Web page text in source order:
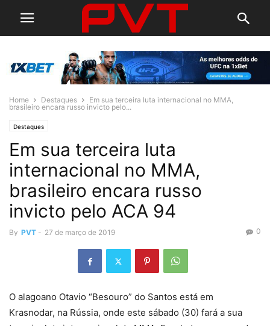
Home Destaques
Em sua terceira luta internacional no MMA,
brasileiro encara russo invicto pelo...
Destaques
Em sua terceira luta
internacional no MMA,
brasileiro encara russo
invicto pelo ACA 94
By PVT - 27 de março de 2019 0
O alagoano Otavio “Besouro” do Santos está em
Krasnodar, na Rússia, onde este sábado (30) fará a sua